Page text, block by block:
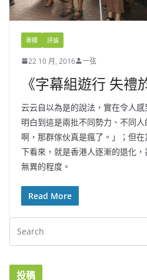
專欄 評論
22 10 月, 2016 一弦
《字幕組遊行 失禮
云云自以為是的說法，實在令人
明白到這是兩批不同勢力、不同
啊，那群傢伙真是瘋了。」；但
下看來，就是香港人逐漸的退化
無異的程度。
Read More
投稿